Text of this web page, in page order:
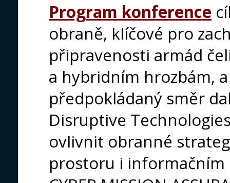
Program konference
obraně, klíčové pro
připravenosti armád
a hybridním hrozbám,
předpokládaný směr
Disruptive
ovlivnit obranné
prostoru i